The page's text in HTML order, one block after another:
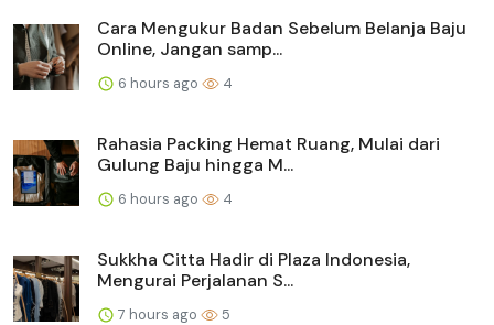
Cara Mengukur Badan Sebelum Belanja Baju
Online, Jangan samp...
6 hours ago 4
Rahasia Packing Hemat Ruang, Mulai dari
Gulung Baju hingga M...
6 hours ago 4
Sukkha Citta Hadir di Plaza Indonesia,
Mengurai Perjalanan S...
7 hours ago 5